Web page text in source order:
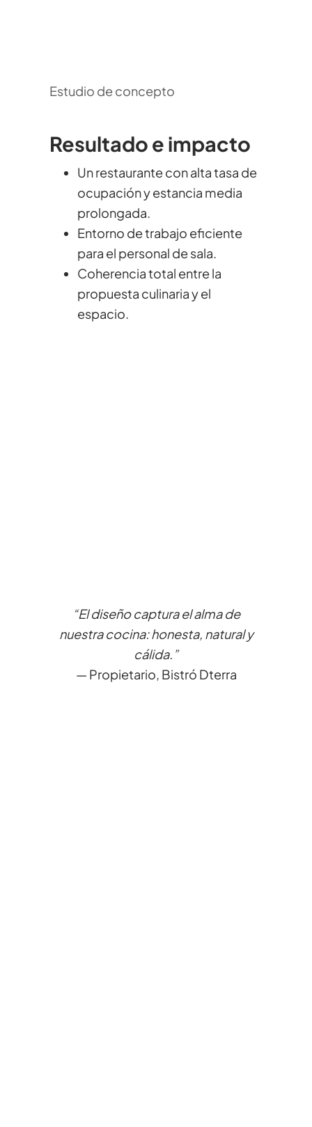
Estudio de concepto
Resultado e impacto
Un restaurante con alta tasa de
ocupación y estancia media
prolongada.
Entorno de trabajo eficiente
para el personal de sala.
Coherencia total entre la
propuesta culinaria y el
espacio.
“El diseño captura el alma de
nuestra cocina: honesta, natural y
cálida.”
— Propietario, Bistró Dterra